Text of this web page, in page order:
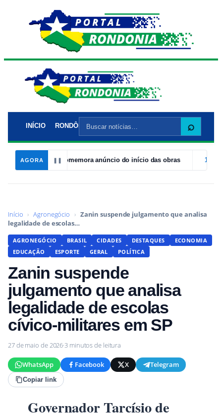
INÍCIO RONDÔNIA POLÍTICA CIDADES
Buscar
por:
⌕
AGORA ❚❚
vereador comemora anúncio do início das obras
Início › Agronegócio › Zanin suspende julgamento que analisa
legalidade de escolas…
AGRONEGÓCIO BRASIL CIDADES DESTAQUES
ECONOMIA
EDUCAÇÃO
ESPORTE GERAL POLÍTICA
Zanin suspende
julgamento que analisa
legalidade de escolas
cívico-militares em SP
27 de maio de 2026·3 minutos de leitura
WhatsApp Facebook X Telegram
Copiar link
Governador Tarcísio de